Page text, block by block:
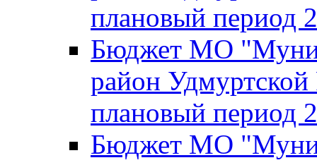
плановый период
Бюджет МО
район
плановый период
Бюджет МО